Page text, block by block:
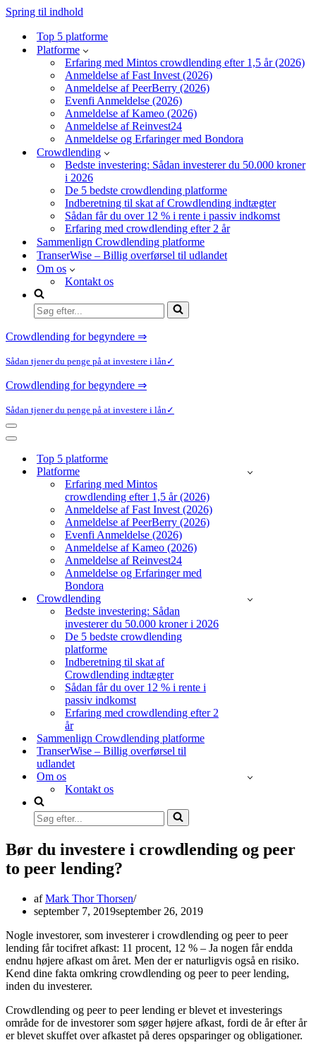
Spring til indhold
Top 5 platforme
Platforme
Erfaring med Mintos crowdlending efter 1,5 år (2026)
Anmeldelse af Fast Invest (2026)
Anmeldelse af PeerBerry (2026)
Evenfi Anmeldelse (2026)
Anmeldelse af Kameo (2026)
Anmeldelse af Reinvest24
Anmeldelse og Erfaringer med Bondora
Crowdlending
Bedste investering: Sådan investerer du 50.000 kroner
i 2026
De 5 bedste crowdlending platforme
Indberetning til skat af Crowdlending indtægter
Sådan får du over 12 % i rente i passiv indkomst
Erfaring med crowdlending efter 2 år
Sammenlign Crowdlending platforme
TranserWise – Billig overførsel til udlandet
Om os
Kontakt os
Søg
efter...
Crowdlending for begyndere ⇒
Sådan tjener du penge på at investere i lån✓
Crowdlending for begyndere ⇒
Sådan tjener du penge på at investere i lån✓
Navigation
menu
Navigation
Top 5 platforme
Platforme
Erfaring med Mintos
crowdlending efter 1,5 år (2026)
Anmeldelse af Fast Invest (2026)
Anmeldelse af PeerBerry (2026)
Evenfi Anmeldelse (2026)
Anmeldelse af Kameo (2026)
Anmeldelse af Reinvest24
Anmeldelse og Erfaringer med
Bondora
Crowdlending
Bedste investering: Sådan
investerer du 50.000 kroner i 2026
De 5 bedste crowdlending
platforme
Indberetning til skat af
Crowdlending indtægter
Sådan får du over 12 % i rente i
passiv indkomst
Erfaring med crowdlending efter 2
år
Sammenlign Crowdlending platforme
TranserWise – Billig overførsel til
udlandet
Om os
Kontakt os
Søg
efter...
Bør du investere i crowdlending og peer
to peer lending?
afMark Thor Thorsen
september 7, 2019september 26, 2019
Nogle investorer, som investerer i crowdlending og peer to peer
lending får tocifret afkast: 11 procent, 12 % – Ja nogen får endda
endnu højere afkast om året. Men der er naturligvis også en risiko.
Kend dine fakta omkring crowdlending og peer to peer lending,
inden du investerer.
Crowdlending og peer to peer lending er blevet et investerings
område for de investorer som søger højere afkast, fordi de år efter år
er blevet skuffet over afkastet på deres opsparinger og obligationer.